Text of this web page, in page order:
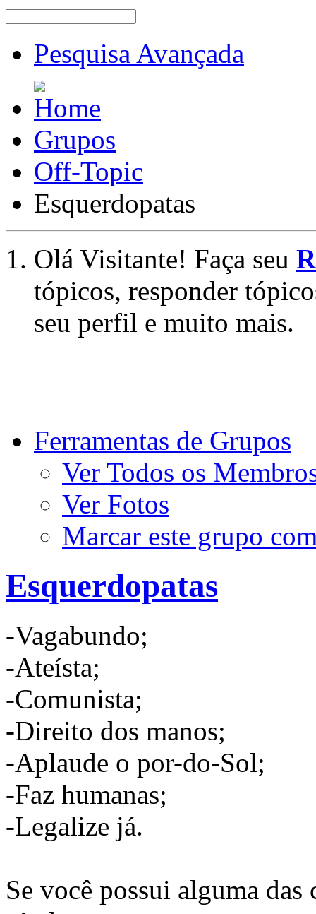
Pesquisa Avançada
Grupos
Off-Topic
Esquerdopatas
Olá Visitante! Faça seu
tópicos, responder
seu perfil e muito mais.
Ferramentas de Grupos
Ver Todos os
Ver Fotos
Marcar este grupo
Esquerdopatas
-Vagabundo;
-Ateísta;
-Comunista;
-Direito dos manos;
-Aplaude o por-do-Sol;
-Faz humanas;
-Legalize já.
Se você possui alguma